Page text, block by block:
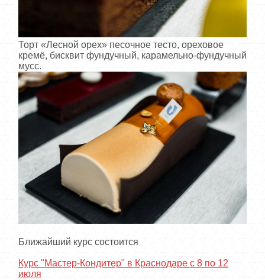
Торт «Лесной орех» песочное тесто, ореховое
кремё, бисквит фундучный, карамельно-фундучный
мусс.
Ближайший курс состоится
Курс "Мастер-Кондитер" в Краснодаре с 8 по 12
июля